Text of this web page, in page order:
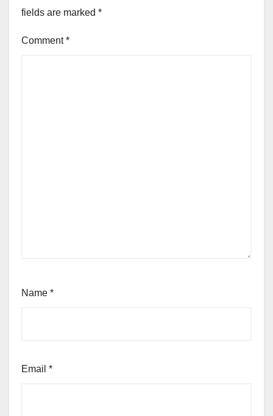
fields are marked *
Comment*
Name *
Email *